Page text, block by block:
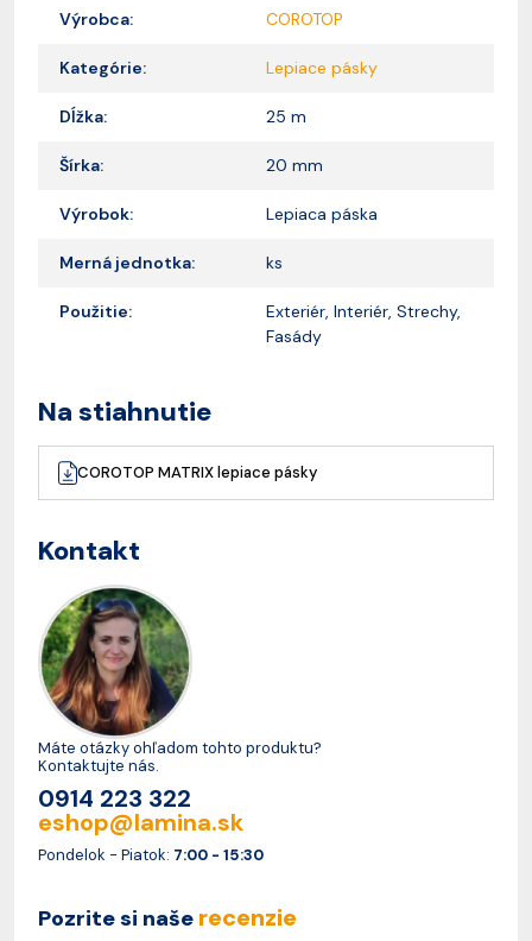
Výrobca: COROTOP
Kategórie: Lepiace pásky
Dĺžka: 25 m
Šírka: 20 mm
Výrobok: Lepiaca páska
Merná jednotka: ks
Použitie:
Exteriér, Interiér, Strechy,
Fasády
Na stiahnutie
COROTOP MATRIX lepiace pásky
Kontakt
Máte otázky ohľadom tohto produktu?
Kontaktujte nás.
0914 223 322
eshop@lamina.sk
Pondelok - Piatok: 7:00 - 15:30
Pozrite si naše recenzie